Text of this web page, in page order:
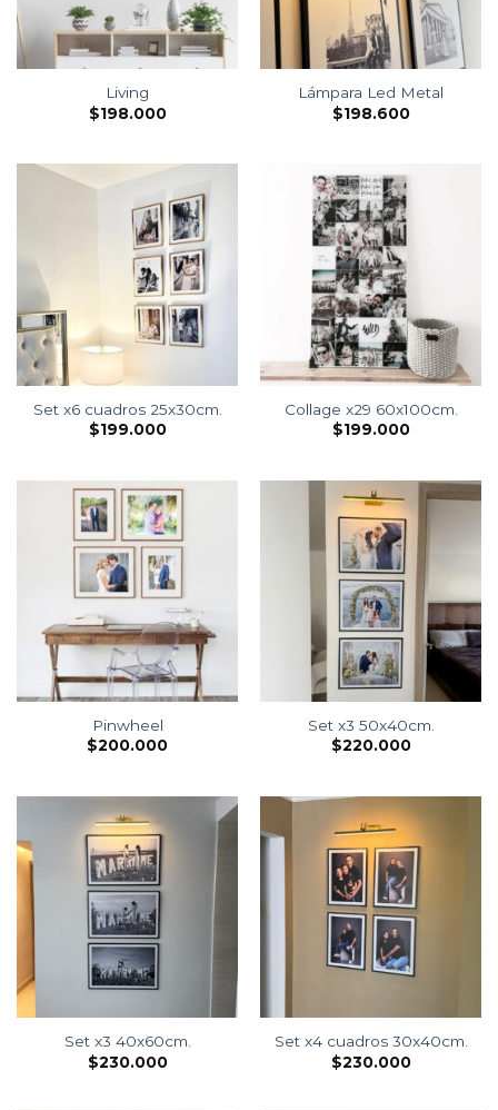
Living
$198.000
Lámpara Led Metal
$198.600
Set x6 cuadros 25x30cm.
$199.000
Collage x29 60x100cm.
$199.000
Pinwheel
$200.000
Set x3 50x40cm.
$220.000
Set x3 40x60cm.
$230.000
Set x4 cuadros 30x40cm.
$230.000